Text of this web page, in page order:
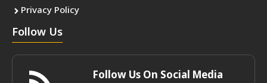
Privacy Policy
Follow Us
Follow Us On Social Media